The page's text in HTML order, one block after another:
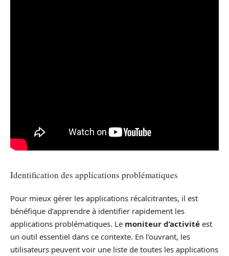
Identification des applications problématiques
Pour mieux gérer les applications récalcitrantes, il est
bénéfique d’apprendre à identifier rapidement les
applications problématiques. Le moniteur d’activité est
un outil essentiel dans ce contexte. En l’ouvrant, les
utilisateurs peuvent voir une liste de toutes les applications